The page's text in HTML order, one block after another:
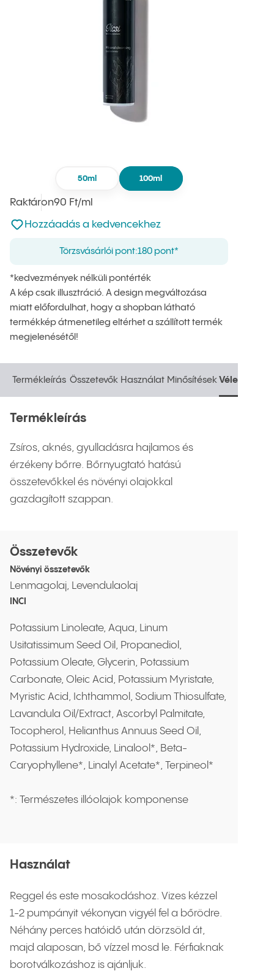
50ml 100ml
RaktáronEgységár
90 Ft/ml
Nincsen hozzáadva a kedvencekhez
Hozzáadás a kedvencekhez
Törzsvásárlói pont:180 pont*
*kedvezmények nélküli pontérték
A kép csak illusztráció. A design megváltozása
miatt előfordulhat, hogy a shopban látható
termékkép átmenetileg eltérhet a szállított termék
megjelenésétől!
Termékleírás
Termékleírás
Összetevők
Összetevők
Használat
Használat
Minősítések
Minősítések
Vélemények
Vélemények
Termékleírás
Zsíros, aknés, gyulladásra hajlamos és
érzékeny bőrre. Bőrnyugtató hatású
összetevőkkel és növényi olajokkal
gazdagított szappan.
Összetevők
Növényi összetevők
Lenmagolaj, Levendulaolaj
INCI
Potassium Linoleate, Aqua, Linum
Usitatissimum Seed Oil, Propanediol,
Potassium Oleate, Glycerin, Potassium
Carbonate, Oleic Acid, Potassium Myristate,
Myristic Acid, Ichthammol, Sodium Thiosulfate,
Lavandula Oil/Extract, Ascorbyl Palmitate,
Tocopherol, Helianthus Annuus Seed Oil,
Potassium Hydroxide, Linalool*, Beta-
Caryophyllene*, Linalyl Acetate*, Terpineol*
*: Természetes illóolajok komponense
Használat
Reggel és este mosakodáshoz. Vizes kézzel
1-2 pumpányit vékonyan vigyél fel a bőrödre.
Néhány perces hatóidő után dörzsöld át,
majd alaposan, bő vízzel mosd le. Férfiaknak
borotválkozáshoz is ajánljuk.